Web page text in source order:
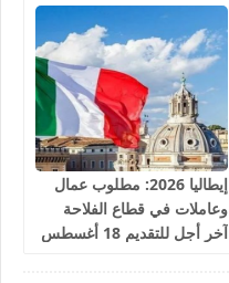
إيطاليا 2026: مطلوب عمال
وعاملات في قطاع الفلاحة
آخر أجل للتقديم 18 أغسطس